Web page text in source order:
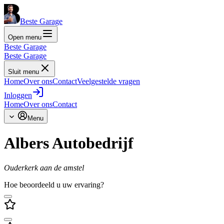
Beste Garage
Open menu
Beste Garage
Beste Garage
Sluit menu
HomeOver onsContactVeelgestelde vragen
Inloggen
HomeOver onsContact
Menu
Albers Autobedrijf
Ouderkerk aan de amstel
Hoe beoordeeld u uw ervaring?